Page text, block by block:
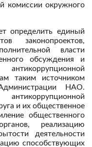
комиссии окружного
определить единый
законопроектов,
власти
обсуждения и
таким источником
НАО.
и их общественное
общественного
реализацию
деятельности
способствующих